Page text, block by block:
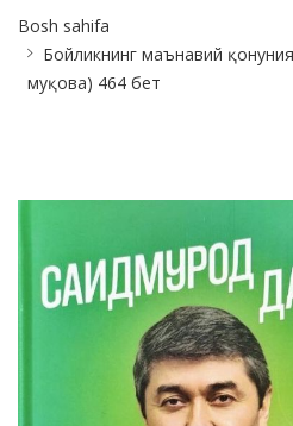
Breadcrumb
Bosh sahifa
Бойликнинг маънавий
муқова) 464 бет